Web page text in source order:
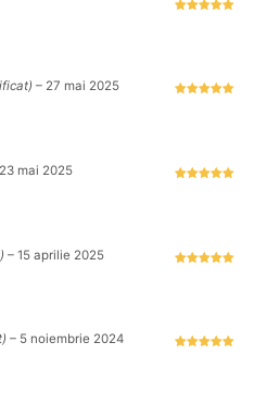
– 27 mai 2025
23 mai 2025
– 15 aprilie 2025
– 5 noiembrie 2024